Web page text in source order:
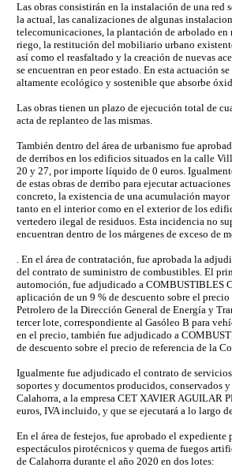
Las obras consistirán en la instalación de una red
la actual, las canalizaciones de algunas
telecomunicaciones, la plantación de arbolado
riego, la restitución del mobiliario urbano
así como el reasfaltado y la creación de nuevas
se encuentran en peor estado. En esta actuación
altamente ecológico y sostenible que absorbe
Las obras tienen un plazo de ejecución total de
acta de replanteo de las mismas.
También dentro del área de urbanismo fue
de derribos en los edificios situados en la calle
20 y 27, por importe líquido de 0 euros.
de estas obras de derribo para ejecutar
concreto, la existencia de una acumulación
tanto en el interior como en el exterior de los
vertedero ilegal de residuos. Esta incidencia no
encuentran dentro de los márgenes de exceso de
. En el área de contratación, fue aprobada la
del contrato de suministro de combustibles. El
automoción, fue adjudicado a COMBUSTIBLES
aplicación de un 9 % de descuento sobre el
Petrolero de la Dirección General de Energía y
tercer lote, correspondiente al Gasóleo B para
en el precio, también fue adjudicado a
de descuento sobre el precio de referencia de la
Igualmente fue adjudicado el contrato de
soportes y documentos producidos, conservados
Calahorra, a la empresa CET XAVIER AGUILAR
euros, IVA incluido, y que se ejecutará a lo largo
En el área de festejos, fue aprobado el
espectáculos pirotécnicos y quema de fuegos
de Calahorra durante el año 2020 en dos lotes: